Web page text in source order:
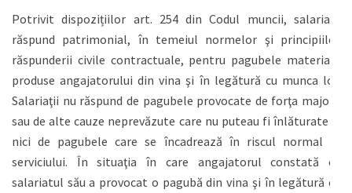
Potrivit dispozițiilor art. 254 din Codul muncii, salariaţii
răspund patrimonial, în temeiul normelor şi principiilor
răspunderii civile contractuale, pentru pagubele materiale
produse angajatorului din vina şi în legătură cu munca lor.
Salariaţii nu răspund de pagubele provocate de forţa majoră
sau de alte cauze neprevăzute care nu puteau fi înlăturate şi
nici de pagubele care se încadrează în riscul normal al
serviciului. În situaţia în care angajatorul constată că
salariatul său a provocat o pagubă din vina şi în legătură cu